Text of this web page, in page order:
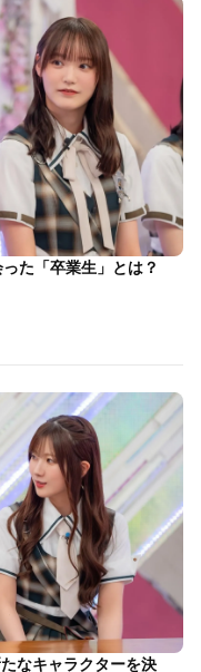
た「卒業生」とは？
なキャラクターを決